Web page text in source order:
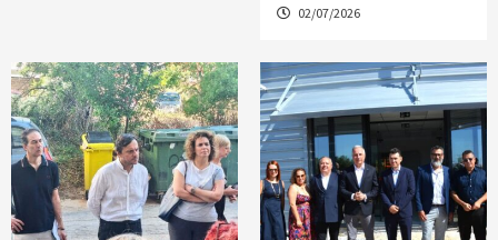
02/07/2026